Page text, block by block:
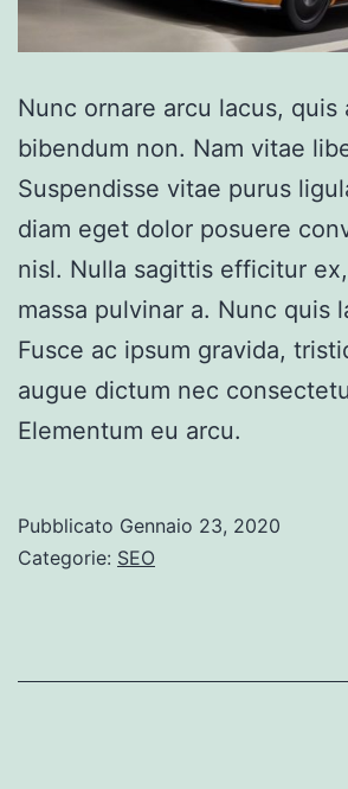
Nunc ornare arcu lacus, quis
bibendum non. Nam vitae
Suspendisse vitae purus
diam eget dolor posuere
nisl. Nulla sagittis efficitur
massa pulvinar a. Nunc quis
Fusce ac ipsum gravida,
augue dictum nec
Elementum eu arcu.
Pubblicato Gennaio 23, 2020
Categorie: SEO